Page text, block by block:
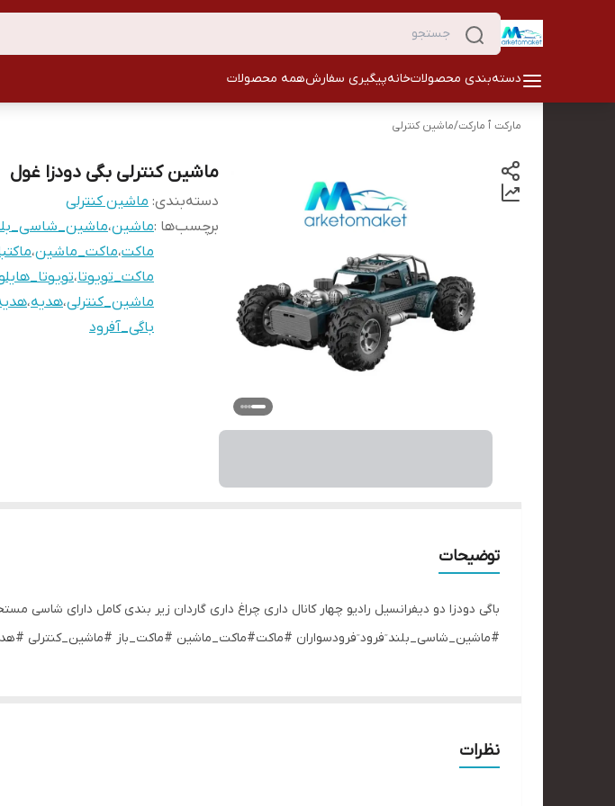
دسته‌بندی محصولاتخانهپیگیری سفارشهمه محصولات
مارکت ٱ مارکت/ماشین کنترلی
ماشین کنترلی بگی دودزا غول
دسته‌بندی: ماشین کنترلی
برچسب‌ها :ماشین،
ماکت،ماکت_ماشین،
ماکت_تویوتا،
ماشین_کنترلی،هدیه،
باگی_آفرود
توضیحات
باگی دودزا دو دیفرانسیل رادیو چهار کانال داری چراغ داری گاردان زیر بندی کامل دارای
#ماشین_شاسی_بلند ٓفرود ٓفرودسواران #ماکت#ماکت_ماشین #ماکت_باز #ماشین_کنترلی
نظرات